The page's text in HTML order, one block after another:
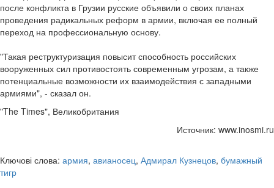
после конфликта в Грузии русские объявили о своих планах
проведения радикальных реформ в армии, включая ее полный
переход на профессиональную основу.
"Такая реструктуризация повысит способность российских
вооруженных сил противостоять современным угрозам, а также
потенциальные возможности их взаимодействия с западными
армиями", - сказал он.
"The Times", Великобритания
Источник: www.inosmi.ru
Ключові слова: армия, авианосец, Адмирал Кузнецов, бумажный
тигр